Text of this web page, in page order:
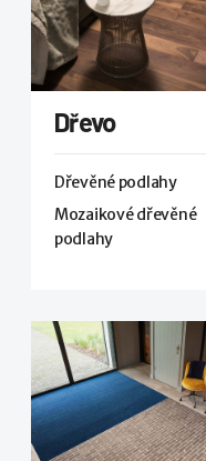
Dřevo
Dřevěné podlahy
Mozaikové dřevěné
podlahy